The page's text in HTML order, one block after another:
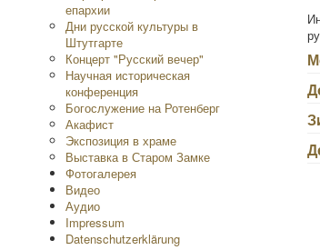
епархии
Дни русской культуры в
Штутгарте
Концерт "Русский вечер"
Научная историческая
конференция
Богослужение на Ротенберг
Акафист
Экспозиция в храме
Выставка в Старом Замке
Фотогалерея
Видео
Аудио
Impressum
Datenschutzerklärung